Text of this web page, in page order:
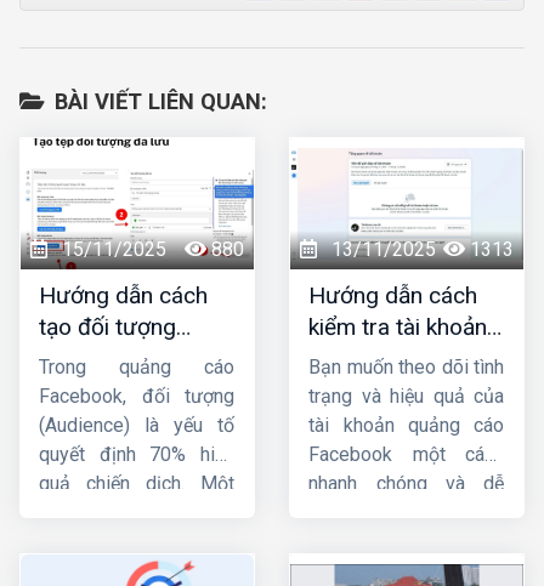
BÀI VIẾT LIÊN QUAN:
15/11/2025 880
Hướng dẫn cách
tạo đối tượng
quảng cáo trên
Facebook từ A-Z
Trong quảng cáo
Facebook, đối tượng
(Audience) là yếu tố
quyết định 70% hiệu
quả chiến dịch. Một
nhắm sai tệp người
13/11/2025 1313
Hướng dẫn cách
kiểm tra tài khoản
quảng cáo
facebook đơn giản,
nhanh chóng
Bạn muốn theo dõi tình
trạng và hiệu quả của
tài khoản quảng cáo
Facebook một cách
nhanh chóng và dễ
dẫn bạncách kiểm